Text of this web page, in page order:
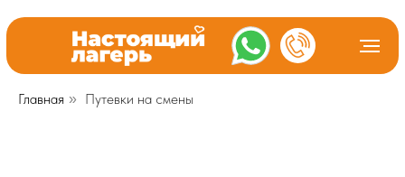
Главная » Путевки на смены